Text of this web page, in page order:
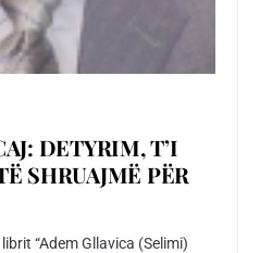
DETYRIM, T’I
SHRUAJMË PËR
“Adem Gllavica (Selimi)